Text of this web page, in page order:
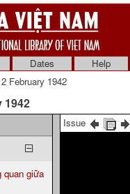
Dates
Help
February 1942
1942
quan giữa
Issue